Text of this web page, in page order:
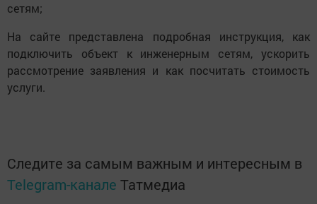
сетям;
На сайте представлена подробная инструкция, как
подключить объект к инженерным сетям, ускорить
рассмотрение заявления и как посчитать стоимость
услуги.
Следите за самым важным и интересным в
Telegram-канале Татмедиа